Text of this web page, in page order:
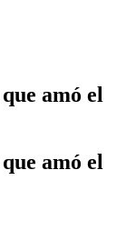
amó el
amó el